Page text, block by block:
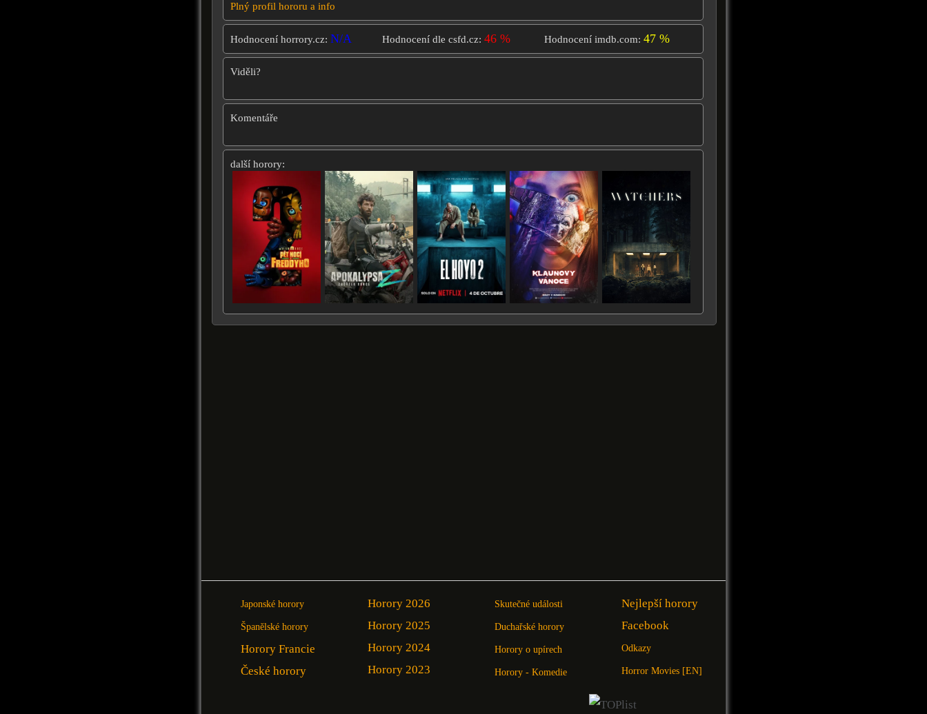
Plný profil hororu a info
Hodnocení horrory.cz: N/A Hodnocení dle csfd.cz: 46 % Hodnocení imdb.com: 47 %
Viděli?
Komentáře
další horory:
Japonské horory
Španělské horory
Horory Francie
České horory
Horory 2026
Horory 2025
Horory 2024
Horory 2023
Skutečné události
Duchařské horory
Horory o upírech
Horory - Komedie
Nejlepší horory
Facebook
Odkazy
Horror Movies [EN]